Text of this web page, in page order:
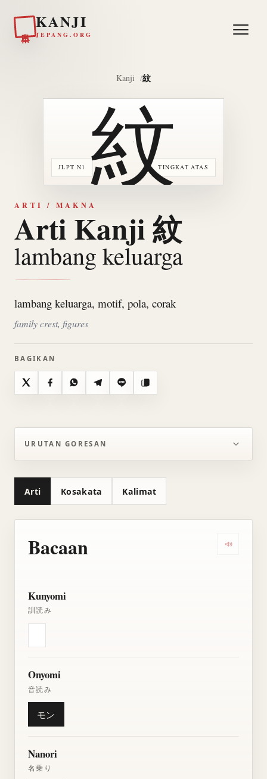
KANJI
JEPANG.ORG
Kanji 紋
JLPT N1 TINGKAT ATAS
紋
ARTI / MAKNA
Arti Kanji 紋
lambang keluarga
lambang keluarga, motif, pola, corak
family crest, figures
BAGIKAN
X FacebookWhatsAppTelegramLine Salin
URUTAN GORESAN
Arti Kosakata Kalimat
Bacaan
Kunyomi
訓読み
Onyomi
音読み
モン
Nanori
名乗り